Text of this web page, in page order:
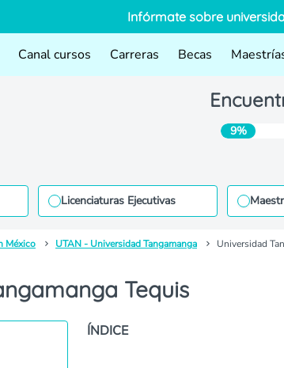
Infórmate sobre
Canal cursos Carreras Becas
9%
Licenciaturas Ejecutivas
México UTAN - Universidad Tangamanga Universidad
Tequis
ÍNDICE